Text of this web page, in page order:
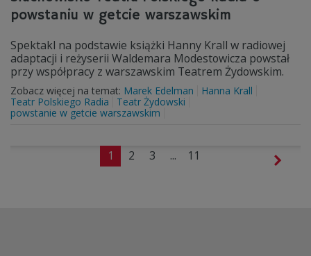
powstaniu w getcie warszawskim
Spektakl na podstawie książki Hanny Krall w radiowej
adaptacji i reżyserii Waldemara Modestowicza powstał
przy współpracy z warszawskim Teatrem Żydowskim.
Zobacz więcej na temat: Marek Edelman
Hanna Krall
Teatr Polskiego Radia
Teatr Żydowski
powstanie w getcie warszawskim
1 2 3 ... 11